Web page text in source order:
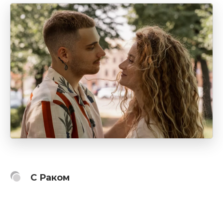
С Раком